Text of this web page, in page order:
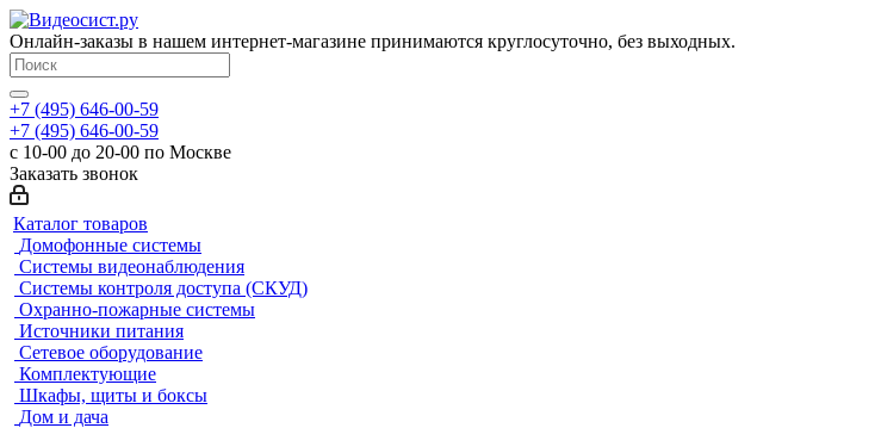
Онлайн-заказы в нашем интернет-магазине принимаются круглосуточно, без выходных.
+7 (495) 646-00-59
+7 (495) 646-00-59
с 10-00 до 20-00 по Москве
Заказать звонок
Каталог товаров
Домофонные системы
Системы видеонаблюдения
Системы контроля доступа (СКУД)
Охранно-пожарные системы
Источники питания
Сетевое оборудование
Комплектующие
Шкафы, щиты и боксы
Дом и дача